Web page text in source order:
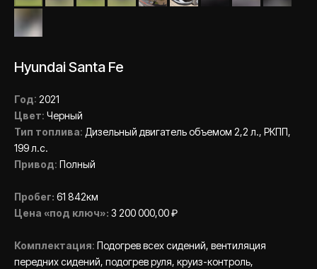
Hyundai Santa Fe
Год: 2021
Цвет: Черный
Тип топлива: Дизельный двигатель объемом 2,2 л., РКПП,
199 л.с.
Привод: Полный
Пробег: 61 842км
Цена «под ключ»: 3 200 000,00 ₽
Комплектация: Подогрев всех сидений, вентиляция
передних сидений, подогрев руля, круиз-контроль,